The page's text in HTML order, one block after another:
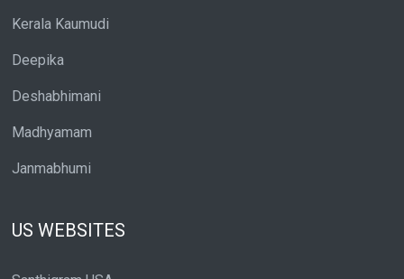
Kerala Kaumudi
Deepika
Deshabhimani
Madhyamam
Janmabhumi
US WEBSITES